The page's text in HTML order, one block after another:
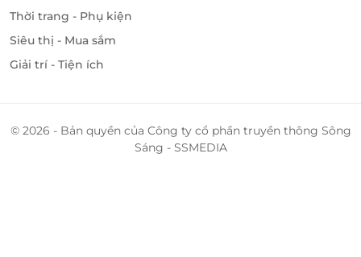
Thời trang - Phụ kiện
Siêu thị - Mua sắm
Giải trí - Tiện ích
© 2026 - Bản quyền của Công ty cổ phần truyền thông Sông
Sáng - SSMEDIA